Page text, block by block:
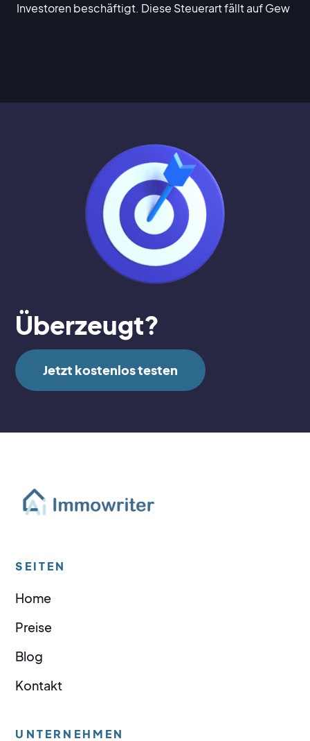
Investoren beschäftigt. Diese Steuerart fällt auf Gew
Überzeugt?
Jetzt kostenlos testen
SEITEN
Home
Preise
Blog
Kontakt
UNTERNEHMEN